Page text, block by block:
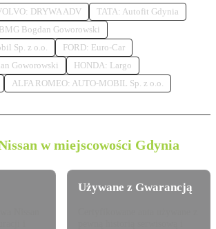
DRYWA ADV
TATA: Autofit Gdynia
Bogdan Goworowski
Sp. z o.o.
FORD: Euro-Car
Goworowski
HONDA: Largo
ALFA ROMEO: AUTO-MOBIL Sp. z o.o.
w miejscowości Gdynia
Używane z Gwarancją